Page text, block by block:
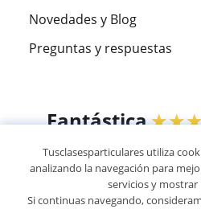
Novedades y Blog
Preguntas y respuestas
Fantástica
305915opiniones
© 2007 - 2026
Tusclasesparticulares utiliza
analizando la navegación para
servicios y
Si continuas navegando,